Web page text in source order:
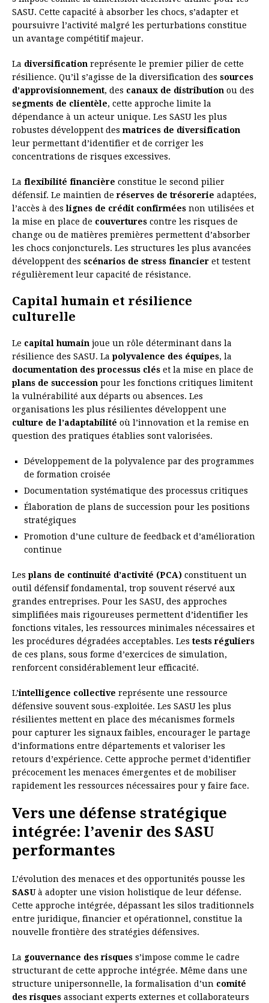
SASU. Cette capacité à absorber les chocs, s’adapter et
poursuivre l’activité malgré les perturbations constitue
un avantage compétitif majeur.
La diversification représente le premier pilier de cette
résilience. Qu’il s’agisse de la diversification des sources
d’approvisionnement, des canaux de distribution ou des
segments de clientèle, cette approche limite la
dépendance à un acteur unique. Les SASU les plus
robustes développent desmatrices de diversification
leur permettant d’identifier et de corriger les
concentrations de risques excessives.
La flexibilité financière constitue le second pilier
défensif. Le maintien deréserves de trésorerie adaptées,
l’accès à deslignes de crédit confirmées non utilisées et
la mise en place de couvertures contre les risques de
change ou de matières premières permettent d’absorber
les chocs conjoncturels. Les structures les plus avancées
développent des scénarios de stress financier et testent
régulièrement leur capacité de résistance.
Capital humain et résilience
culturelle
Le capital humain joue un rôle déterminant dans la
résilience des SASU. La polyvalence des équipes, la
documentation des processus clés et la mise en place de
plans de succession pour les fonctions critiques limitent
la vulnérabilité aux départs ou absences. Les
organisations les plus résilientes développent une
culture de l’adaptabilité où l’innovation et la remise en
question des pratiques établies sont valorisées.
Développement de la polyvalence par des programmes
de formation croisée
Documentation systématique des processus critiques
Élaboration de plans de succession pour les positions
stratégiques
Promotion d’une culture de feedback et d’amélioration
continue
Les plans de continuité d’activité (PCA) constituent un
outil défensif fondamental, trop souvent réservé aux
grandes entreprises. Pour les SASU, des approches
simplifiées mais rigoureuses permettent d’identifier les
fonctions vitales, les ressources minimales nécessaires et
les procédures dégradées acceptables. Les tests réguliers
de ces plans, sous forme d’exercices de simulation,
renforcent considérablement leur efficacité.
L’intelligence collective représente une ressource
défensive souvent sous-exploitée. Les SASU les plus
résilientes mettent en place des mécanismes formels
pour capturer les signaux faibles, encourager le partage
d’informations entre départements et valoriser les
retours d’expérience. Cette approche permet d’identifier
précocement les menaces émergentes et de mobiliser
rapidement les ressources nécessaires pour y faire face.
Vers une défense stratégique
intégrée: l’avenir des SASU
performantes
L’évolution des menaces et des opportunités pousse les
SASUà adopter une vision holistique de leur défense.
Cette approche intégrée, dépassant les silos traditionnels
entre juridique, financier et opérationnel, constitue la
nouvelle frontière des stratégies défensives.
La gouvernance des risques s’impose comme le cadre
structurant de cette approche intégrée. Même dans une
structure unipersonnelle, la formalisation d’un comité
des risques associant experts externes et collaborateurs